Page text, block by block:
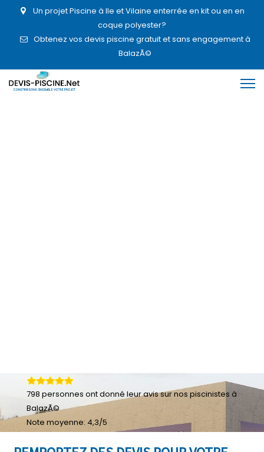
Un projet Piscine à Ile et Vilaine enterrée en kit ou en en
coque polyester?
Obtenez vos devis piscine gratuit et sans engagement à
BalazÃ©
798 personnes ont donné leuravis sur nos piscinistes à
BalazÃ©
Note moyenne: 4,3/5